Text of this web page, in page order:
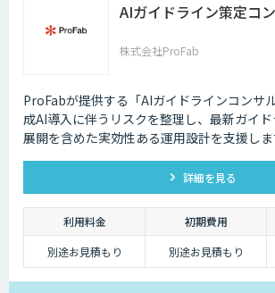
AIガイドライン策定コ
株式会社ProFab
ProFabが提供する「AIガイドラインコンサ
成AI導入に伴うリスクを整理し、最新ガイ
展開を含めた実効性ある運用設計を支援しま
詳細を見る
利用料金 初期費用
別途お見積もり
別途お見積もり